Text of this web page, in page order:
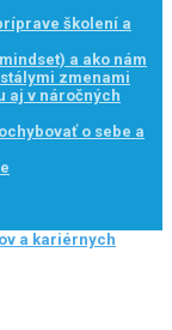
školení a
a ako nám
zmenami
aj v náročných
o sebe a